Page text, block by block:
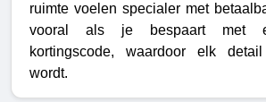
ruimte voelen specialer met
vooral als je bespaart met
kortingscode, waardoor elk
wordt.